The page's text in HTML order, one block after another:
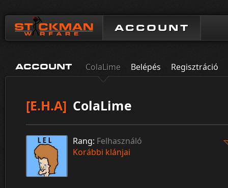
ACCOUNT
ACCOUNT ColaLime Belépés Regisztráció
[E.H.A] ColaLime
Rang: Felhasználó
Korábbi klánjai